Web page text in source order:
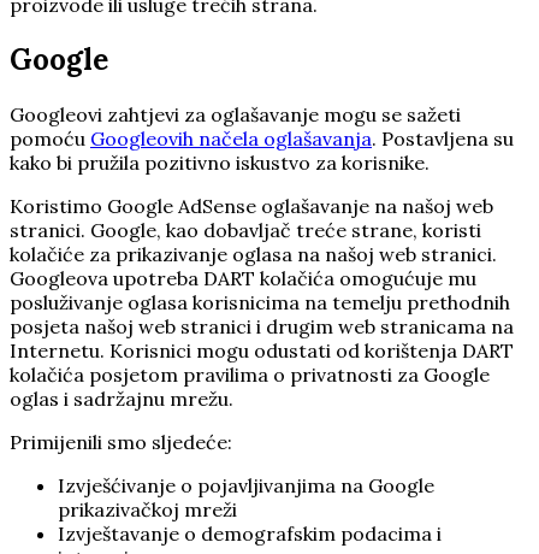
proizvode ili usluge trećih strana.
Google
Googleovi zahtjevi za oglašavanje mogu se sažeti
pomoću Googleovih načela oglašavanja. Postavljena su
kako bi pružila pozitivno iskustvo za korisnike.
Koristimo Google AdSense oglašavanje na našoj web
stranici. Google, kao dobavljač treće strane, koristi
kolačiće za prikazivanje oglasa na našoj web stranici.
Googleova upotreba DART kolačića omogućuje mu
posluživanje oglasa korisnicima na temelju prethodnih
posjeta našoj web stranici i drugim web stranicama na
Internetu. Korisnici mogu odustati od korištenja DART
kolačića posjetom pravilima o privatnosti za Google
oglas i sadržajnu mrežu.
Primijenili smo sljedeće:
Izvješćivanje o pojavljivanjima na Google
prikazivačkoj mreži
Izvještavanje o demografskim podacima i